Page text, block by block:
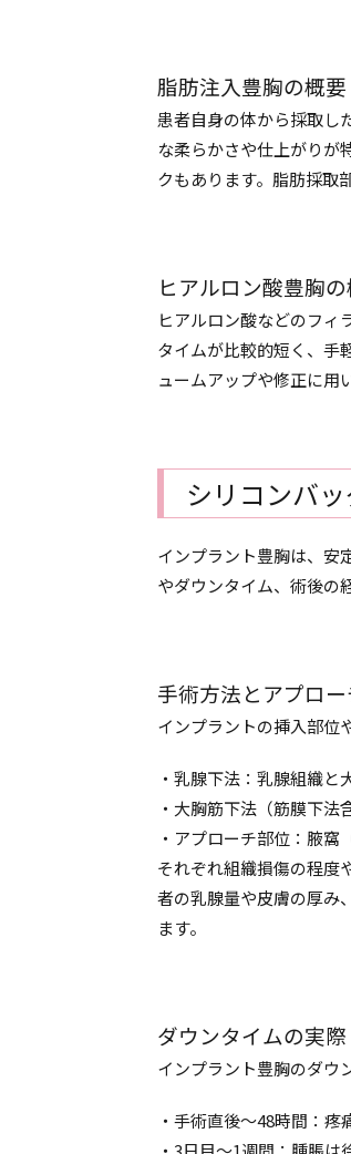
脂肪注入豊胸の概要
患者自身の体から採取し
な柔らかさや仕上がりが
クもあります。脂肪採取
ヒアルロン酸豊胸
ヒアルロン酸などのフィ
タイムが比較的短く、手
ュームアップや修正に用
シリコンバ
インプラント豊胸は、安
やダウンタイム、術後の
手術方法とアプロ
インプラントの挿入部位
・乳腺下法：乳腺組織と
・大胸筋下法（筋膜下
・アプローチ部位：腋
それぞれ組織損傷の程度
者の乳腺量や皮膚の厚み
ます。
ダウンタイムの実際
インプラント豊胸のダウ
・手術直後〜48時間：